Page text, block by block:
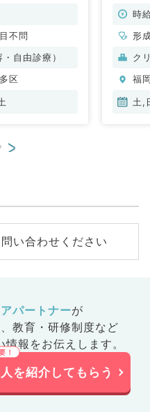
不問
自由診療）
区
◎（美
時
形
ク
福
土,
>
い合わせください
パートナーが
教育・研修制度など
報をお伝えします。
を紹介してもらう